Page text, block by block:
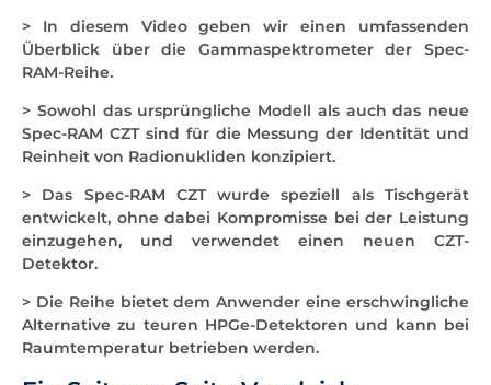
> In diesem Video geben wir einen umfassenden
Überblick über die Gammaspektrometer der Spec-
RAM-Reihe.
> Sowohl das ursprüngliche Modell als auch das neue
Spec-RAM CZT sind für die Messung der Identität und
Reinheit von Radionukliden konzipiert.
> Das Spec-RAM CZT wurde speziell als Tischgerät
entwickelt, ohne dabei Kompromisse bei der Leistung
einzugehen, und verwendet einen neuen CZT-
Detektor.
> Die Reihe bietet dem Anwender eine erschwingliche
Alternative zu teuren HPGe-Detektoren und kann bei
Raumtemperatur betrieben werden.